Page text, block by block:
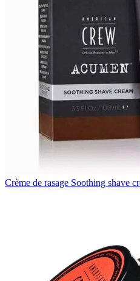
Crème de rasage Soothing shave